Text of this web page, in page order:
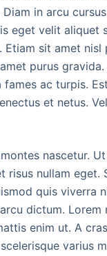
in arcu
eget velit aliquet
sit amet nisl
purus
ac turpis.
et netus.
nascetur.
nullam eget.
quis viverra
dictum. Lorem
enim ut. A
varius